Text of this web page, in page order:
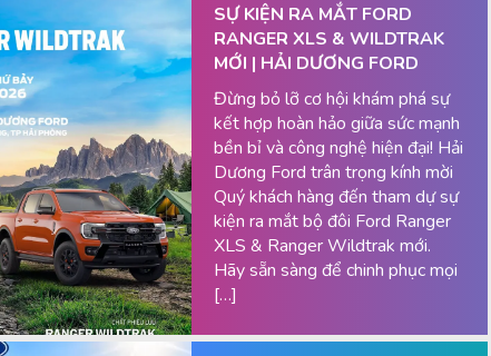
SỰ KIỆN RA MẮT FORD
RANGER XLS & WILDTRAK
MỚI | HẢI DƯƠNG FORD
Đừng bỏ lỡ cơ hội khám phá sự
kết hợp hoàn hảo giữa sức mạnh
bền bỉ và công nghệ hiện đại! Hải
Dương Ford trân trọng kính mời
Quý khách hàng đến tham dự sự
kiện ra mắt bộ đôi Ford Ranger
XLS & Ranger Wildtrak mới.
Hãy sẵn sàng để chinh phục mọi
[…]